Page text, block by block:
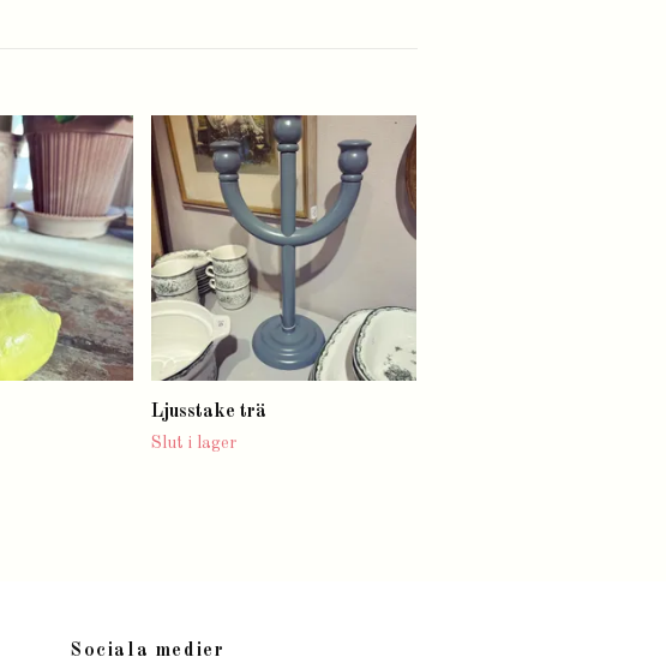
Ljusstake trä
Slut i lager
Sociala medier